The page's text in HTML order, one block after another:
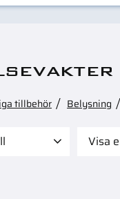
tillbehör Belysning
Visa